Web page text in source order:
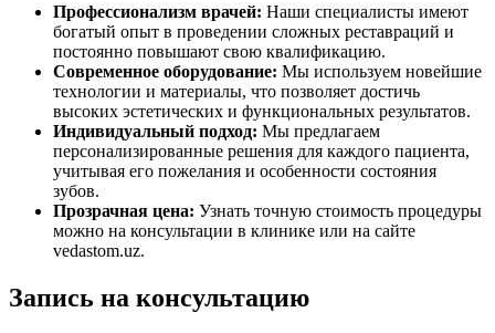
Профессионализм врачей: Наши специалисты имеют
богатый опыт в проведении сложных реставраций и
постоянно повышают свою квалификацию.
Современное оборудование: Мы используем новейшие
технологии и материалы, что позволяет достичь
высоких эстетических и функциональных результатов.
Индивидуальный подход: Мы предлагаем
персонализированные решения для каждого пациента,
учитывая его пожелания и особенности состояния
зубов.
Прозрачная цена: Узнать точную стоимость процедуры
можно на консультации в клинике или на сайте
vedastom.uz.
Запись на консультацию